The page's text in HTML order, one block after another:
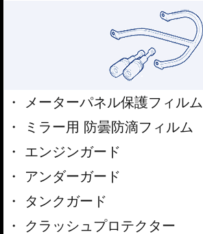
メーターパネル保護フィルム
ミラー用 防曇防滴フィルム
エンジンガード
アンダーガード
タンクガード
クラッシュプロテクター